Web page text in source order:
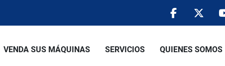
facebook
VENDA SUS MÁQUINAS SERVICIOS QUIENES SOMOS